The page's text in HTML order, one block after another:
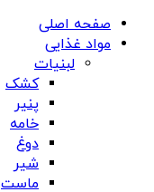
صفحه اصلی
مواد غذایی
لبنیات
کشک
پنیر
خامه
دوغ
شیر
ماست